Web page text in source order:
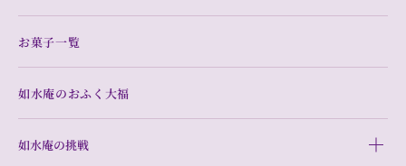
お菓子一覧
如水庵のおふく大福
如水庵の挑戦